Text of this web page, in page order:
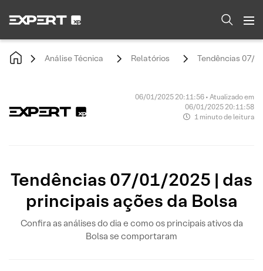
Análise Técnica Relatórios Tendências 07/
06/01/2025 20:11:56 • Atualizado em
06/01/2025 20:11:58
1 minuto de leitura
Tendências 07/01/2025 | das
principais ações da Bolsa
Confira as análises do dia e como os principais ativos da
Bolsa se comportaram